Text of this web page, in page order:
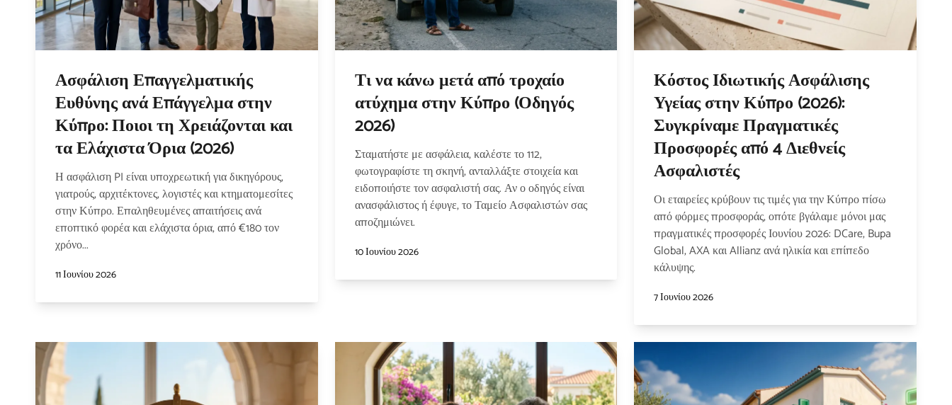
Ασφάλιση Επαγγελματικής
Ευθύνης ανά Επάγγελμα στην
Κύπρο: Ποιοι τη Χρειάζονται και
τα Ελάχιστα Όρια (2026)
Η ασφάλιση PI είναι υποχρεωτική για δικηγόρους,
γιατρούς, αρχιτέκτονες, λογιστές και κτηματομεσίτες
στην Κύπρο. Επαληθευμένες απαιτήσεις ανά
εποπτικό φορέα και ελάχιστα όρια, από €180 τον
χρόνο...
11 Ιουνίου 2026
Τι να κάνω μετά από τροχαίο
ατύχημα στην Κύπρο (Οδηγός
2026)
Σταματήστε με ασφάλεια, καλέστε το 112,
φωτογραφίστε τη σκηνή, ανταλλάξτε στοιχεία και
ειδοποιήστε τον ασφαλιστή σας. Αν ο οδηγός είναι
ανασφάλιστος ή έφυγε, το Ταμείο Ασφαλιστών σας
αποζημιώνει.
10 Ιουνίου 2026
Κόστος Ιδιωτικής Ασφάλισης
Υγείας στην Κύπρο (2026):
Συγκρίναμε Πραγματικές
Προσφορές από 4 Διεθνείς
Ασφαλιστές
Οι εταιρείες κρύβουν τις τιμές για την Κύπρο πίσω
από φόρμες προσφοράς, οπότε βγάλαμε μόνοι μας
πραγματικές προσφορές Ιουνίου 2026: DCare, Bupa
Global, AXA και Allianz ανά ηλικία και επίπεδο
κάλυψης.
7 Ιουνίου 2026